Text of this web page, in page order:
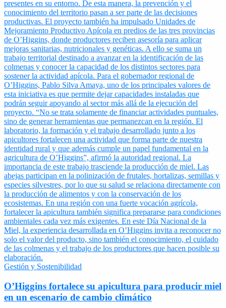
Gestión y Sostenibilidad
O’Higgins fortalece su apicultura para producir miel
en un escenario de cambio climático